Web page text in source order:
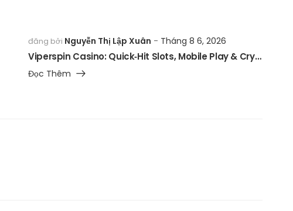
đăng bởi Nguyễn Thị Lập Xuân Tháng 8 6, 2026
Viperspin Casino: Quick‑Hit Slots, Mobile Play & Crypto Flexibility for Rapid‑Fire Gamblers
Đọc Thêm